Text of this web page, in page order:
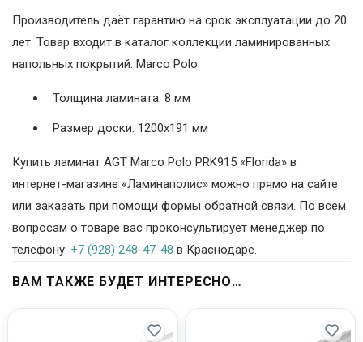
Производитель даёт гарантию на срок эксплуатации до 20
лет. Товар входит в каталог коллекции ламинированных
напольных покрытий: Marco Polo.
Толщина ламината: 8 мм
Размер доски: 1200х191 мм
Купить ламинат AGT Marco Polo PRK915 «Florida» в
интернет-магазине «Ламинаполис» можно прямо на сайте
или заказать при помощи формы обратной связи. По всем
вопросам о товаре вас проконсультирует менеджер по
телефону: +7 (928) 248-47-48 в Краснодаре.
ВАМ ТАКЖЕ БУДЕТ ИНТЕРЕСНО…